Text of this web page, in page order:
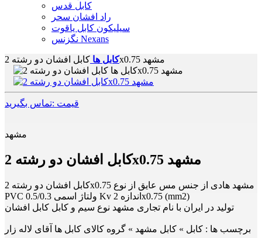
کابل قدس
راد افشان سحر
سیلیکون کابل یاقوت
نگزنس Nexans
کابل ها کابل افشان دو رشته 2x0.75 مشهد
قیمت :تماس بگیرید
مشهد
کابل افشان دو رشته 2x0.75 مشهد
کابل افشان دو رشته 2x0.75 مشهد هادی از جنس مس عایق از نوع
PVC ولتاژ اسمی 0.5/0.3 Kv اندازه 2x0.75 (mm2)
تولید در ایران با نام تجاری مشهد نوع سیم و کابل کابل افشان
برچسب ها : کابل » کابل مشهد » گروه کالای کابل ها آقای لاله زار